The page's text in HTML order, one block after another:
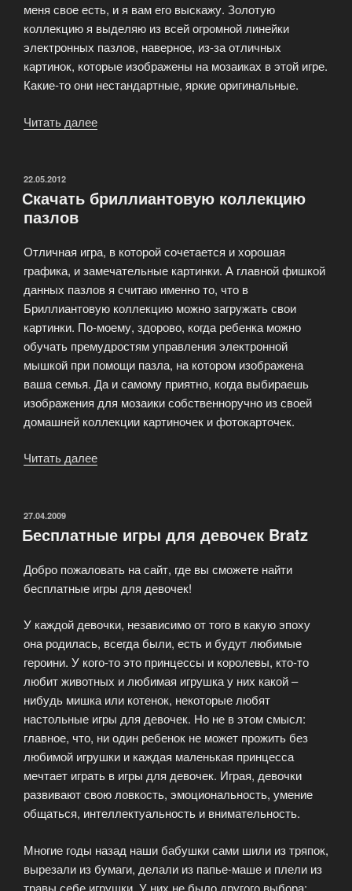
меня свое есть, и я вам его выскажу. Золотую
коллекцию я выделяю из всей огромной линейки
электронных пазлов, наверное, из-за отличных
картинок, которые изображены на мозаиках в этой игре.
Какие-то они нестандартные, яркие оригинальные.
Читать далее
ОПУБЛИКОВАНО
22.05.2012
Скачать бриллиантовую коллекцию
пазлов
Отличная игра, в которой сочетается и хорошая
графика, и замечательные картинки. А главной фишкой
данных пазлов я считаю именно то, что в
Бриллиантовую коллекцию можно загружать свои
картинки. По-моему, здорово, когда ребенка можно
обучать премудростям управления электронной
мышкой при помощи пазла, на котором изображена
ваша семья. Да и самому приятно, когда выбираешь
изображения для мозаики собственноручно из своей
домашней коллекции картиночек и фотокарточек.
Читать далее
ОПУБЛИКОВАНО
27.04.2009
Бесплатные игры для девочек Bratz
Добро пожаловать на сайт, где вы сможете найти
бесплатные игры для девочек!
У каждой девочки, независимо от того в какую эпоху
она родилась, всегда были, есть и будут любимые
героини. У кого-то это принцессы и королевы, кто-то
любит животных и любимая игрушка у них какой –
нибудь мишка или котенок, некоторые любят
настольные игры для девочек. Но не в этом смысл:
главное, что, ни один ребенок не может прожить без
любимой игрушки и каждая маленькая принцесса
мечтает играть в игры для девочек. Играя, девочки
развивают свою ловкость, эмоциональность, умение
общаться, интеллектуальность и внимательность.
Многие годы назад наши бабушки сами шили из тряпок,
вырезали из бумаги, делали из папье-маше и плели из
травы себе игрушки. У них не было другого выбора: